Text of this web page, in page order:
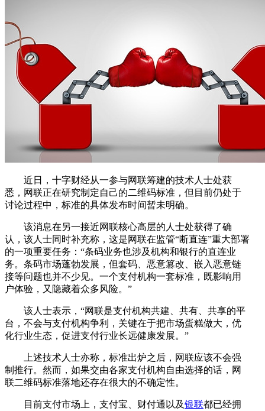
近日，十字财经从一参与网联筹建的技术人士处获
悉，网联正在研究制定自己的二维码标准，但目前仍处于
讨论过程中，标准的具体发布时间暂未明确。
该消息在另一接近网联核心高层的人士处获得了确
认，该人士同时补充称，这是网联在监管“断直连”重大部署
的一项重要任务：“条码业务也涉及机构和银行的直连业
务。条码市场蓬勃发展，但套码、恶意篡改、嵌入恶意链
接等问题也并不少见。一个支付机构一套标准，既影响用
户体验，又隐藏着众多风险。”
该人士表示，“网联是支付机构共建、共有、共享的平
台，不会与支付机构争利，关键在于把市场蛋糕做大，优
化行业生态，促进支付行业长远健康发展。”
上述技术人士亦称，标准出炉之后，网联应该不会强
制推行。然而，如果交由各家支付机构自由选择的话，网
联二维码标准落地还存在很大的不确定性。
目前支付市场上，支付宝、财付通以及银联都已经拥